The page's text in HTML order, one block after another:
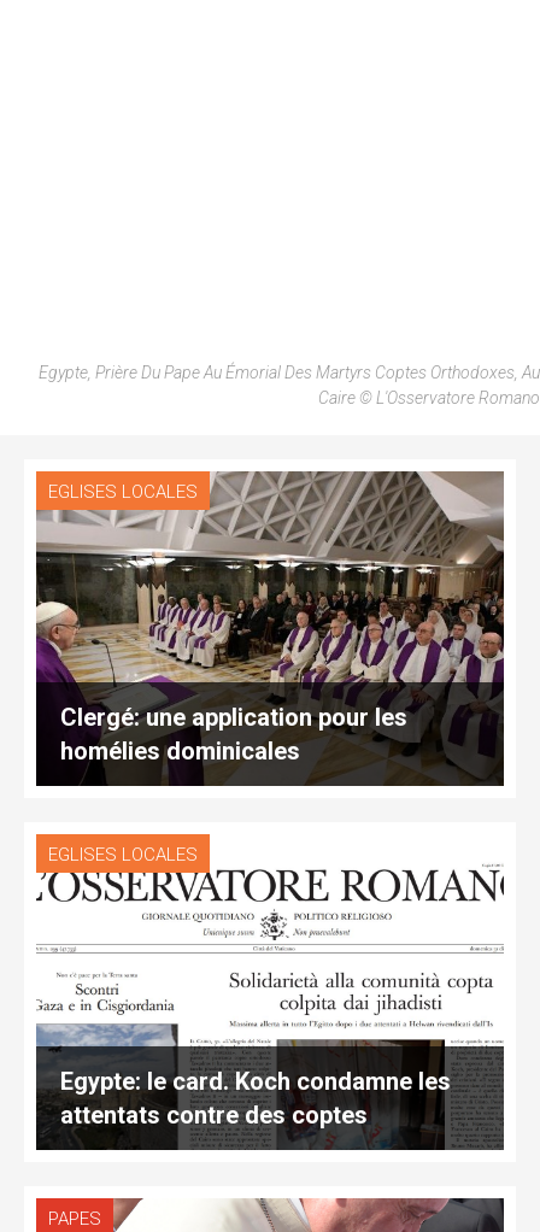
Egypte, Prière Du Pape Au Émorial Des Martyrs Coptes Orthodoxes, Au
Caire © L'Osservatore Romano
EGLISES LOCALES
Clergé: une application pour les
homélies dominicales
EGLISES LOCALES
Egypte: le card. Koch condamne les
attentats contre des coptes
PAPES